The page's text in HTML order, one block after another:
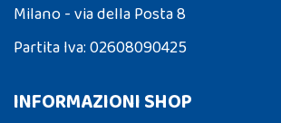
Milano - via della Posta 8
Partita Iva: 02608090425
INFORMAZIONI SHOP